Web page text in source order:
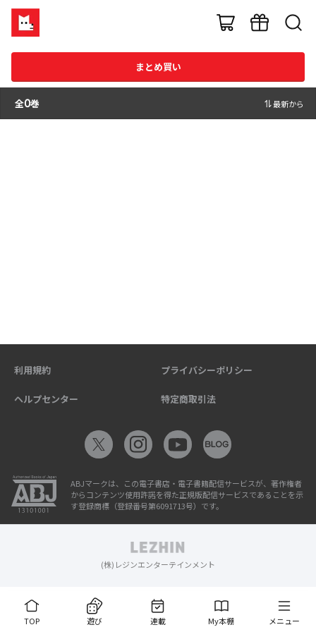
まとめ買い
全0巻 最新から
TOP 遊び 連載 My本棚 メニュー
利用規約 プライバシーポリシー
ヘルプセンター 特定商取引法
ABJマークは、この電子書店・電子書籍配信サービスが、著作権者
からコンテンツ使用許諾を得た正規版配信サービスであることを示
す登録商標（登録番号第6091713号）です。
(株)レジンエンターテインメント